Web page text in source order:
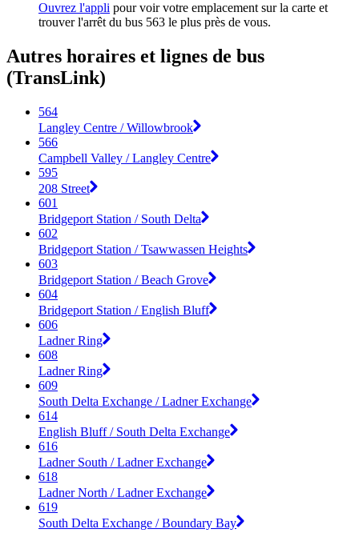
Ouvrez l'appli pour voir votre emplacement sur la carte et
trouver l'arrêt du bus 563 le plus près de vous.
Autres horaires et lignes de bus
(TransLink)
564
Langley Centre / Willowbrook
566
Campbell Valley / Langley Centre
595
208 Street
601
Bridgeport Station / South Delta
602
Bridgeport Station / Tsawwassen Heights
603
Bridgeport Station / Beach Grove
604
Bridgeport Station / English Bluff
606
Ladner Ring
608
Ladner Ring
609
South Delta Exchange / Ladner Exchange
614
English Bluff / South Delta Exchange
616
Ladner South / Ladner Exchange
618
Ladner North / Ladner Exchange
619
South Delta Exchange / Boundary Bay